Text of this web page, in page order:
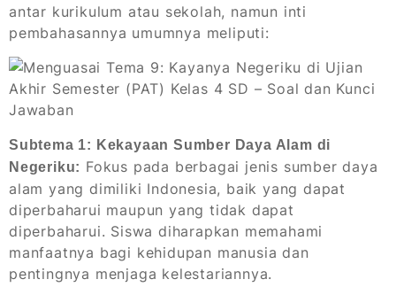
antar kurikulum atau sekolah, namun inti
pembahasannya umumnya meliputi:
Subtema 1: Kekayaan Sumber Daya Alam di
Negeriku: Fokus pada berbagai jenis sumber daya
alam yang dimiliki Indonesia, baik yang dapat
diperbaharui maupun yang tidak dapat
diperbaharui. Siswa diharapkan memahami
manfaatnya bagi kehidupan manusia dan
pentingnya menjaga kelestariannya.